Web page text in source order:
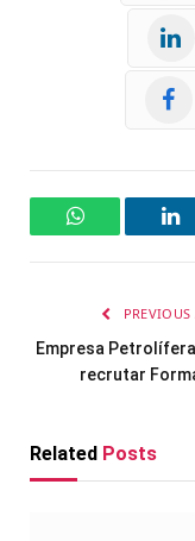
WhatsApp
PREVIOUS
Empresa
recrutar
Related Posts